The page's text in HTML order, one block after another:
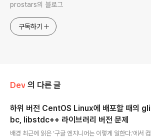
prostars의 블로그
구독하기
Dev 의 다른 글
하위 버전 CentOS Linux에 배포할 때의 gli
bc, libstdc++ 라이브러리 버전 문제
배경 최근에 읽은 ‘구글 엔지니어는 이렇게 일한다.’에서 컴